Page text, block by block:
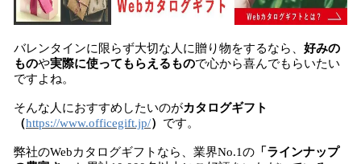
バレンタインに限らず大切な人に贈り物をするなら、 好みの
ものや実際に使ってもらえるもので心から喜んでもらいたい
ですよね。
そんな人におすすめしたいのがカタログギフト
（https://www.officegift.jp/） です。
弊社のWebカタログギフトなら、業界No.1の 「ラインナップ